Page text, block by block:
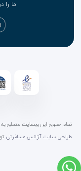
ما را
تمام حقوق این وبسایت متعلق
طراحی سایت آژانس مسافرتی